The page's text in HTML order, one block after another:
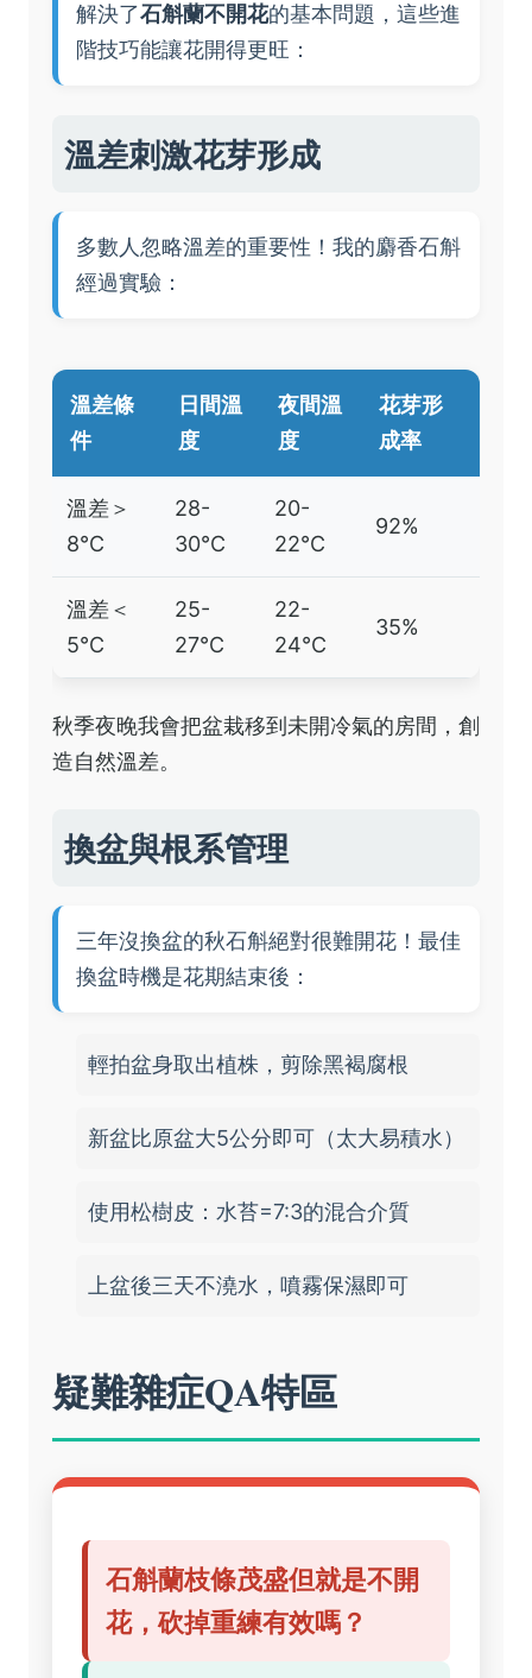
解決了石斛蘭不開花的基本問題，這些進
階技巧能讓花開得更旺：
溫差刺激花芽形成
多數人忽略溫差的重要性！我的麝香石斛
經過實驗：
溫差條
件
日間溫
度
夜間溫
度
花芽形
成率
溫差＞
8℃
28-
30℃
20-
22℃
92%
溫差＜
5℃
25-
27℃
22-
24℃
35%
秋季夜晚我會把盆栽移到未開冷氣的房間，創
造自然溫差。
換盆與根系管理
三年沒換盆的秋石斛絕對很難開花！最佳
換盆時機是花期結束後：
輕拍盆身取出植株，剪除黑褐腐根
新盆比原盆大5公分即可（太大易積水）
使用松樹皮：水苔=7:3的混合介質
上盆後三天不澆水，噴霧保濕即可
疑難雜症QA特區
石斛蘭枝條茂盛但就是不開
花，砍掉重練有效嗎？